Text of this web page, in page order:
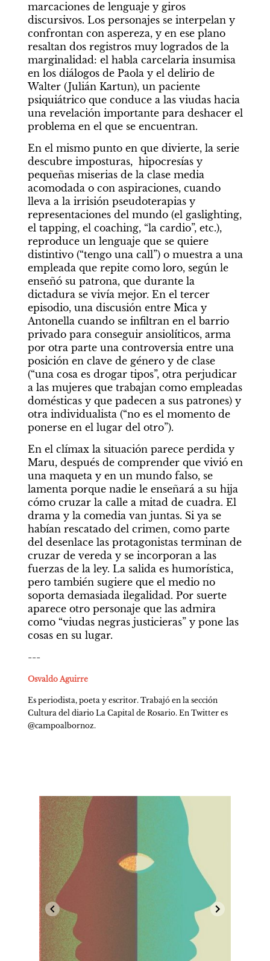
marcaciones de lenguaje y giros
discursivos. Los personajes se interpelan y
confrontan con aspereza, y en ese plano
resaltan dos registros muy logrados de la
marginalidad: el habla carcelaria insumisa
en los diálogos de Paola y el delirio de
Walter (Julián Kartun), un paciente
psiquiátrico que conduce a las viudas hacia
una revelación importante para deshacer el
problema en el que se encuentran.
En el mismo punto en que divierte, la serie
descubre imposturas,  hipocresías y
pequeñas miserias de la clase media
acomodada o con aspiraciones, cuando
lleva a la irrisión pseudoterapias y
representaciones del mundo (el gaslighting,
el tapping, el coaching, “la cardio”, etc.),
reproduce un lenguaje que se quiere
distintivo (“tengo una call”) o muestra a una
empleada que repite como loro, según le
enseñó su patrona, que durante la
dictadura se vivía mejor. En el tercer
episodio, una discusión entre Mica y
Antonella cuando se infiltran en el barrio
privado para conseguir ansiolíticos, arma
por otra parte una controversia entre una
posición en clave de género y de clase
(“una cosa es drogar tipos”, otra perjudicar
a las mujeres que trabajan como empleadas
domésticas y que padecen a sus patrones) y
otra individualista (“no es el momento de
ponerse en el lugar del otro”).
En el clímax la situación parece perdida y
Maru, después de comprender que vivió en
una maqueta y en un mundo falso, se
lamenta porque nadie le enseñará a su hija
cómo cruzar la calle a mitad de cuadra. El
drama y la comedia van juntas. Si ya se
habían rescatado del crimen, como parte
del desenlace las protagonistas terminan de
cruzar de vereda y se incorporan a las
fuerzas de la ley. La salida es humorística,
pero también sugiere que el medio no
soporta demasiada ilegalidad. Por suerte
aparece otro personaje que las admira
como “viudas negras justicieras” y pone las
cosas en su lugar.
---
Osvaldo Aguirre
Es periodista, poeta y escritor. Trabajó en la sección
Cultura del diario La Capital de Rosario. En Twitter es
@campoalbornoz.